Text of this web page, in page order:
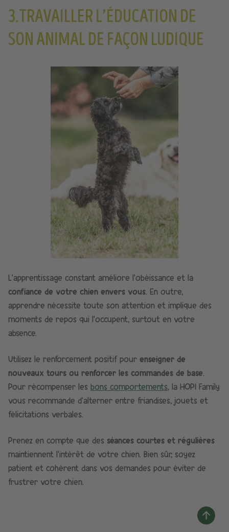
3.TRAVAILLER L’ÉDUCATION DE
SON ANIMAL DE FAÇON LUDIQUE
L’apprentissage constant améliore l’obéissance et la
confiance de votre chien envers vous. En outre,
apprendre nécessite toute son attention et implique des
moments de repos qui l’occupent, surtout en votre
absence.
Utilisez le renforcement positif pour enseigner de
nouveaux tours ou renforcer les commandes de base.
Pour récompenser les bons comportements, la HOPI Family
vous recommande d’alterner entre friandises, jouets et
félicitations verbales.
Prenez en compte que des séances courtes et régulières
maintiennent l’intérêt de votre chien.​ Bien sûr, soyez
patient et cohérent dans vos demandes pour éviter de
frustrer votre chien.​